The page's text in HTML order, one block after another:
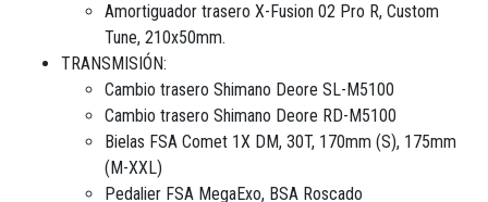
Amortiguador trasero X-Fusion 02 Pro R, Custom
Tune, 210x50mm.
TRANSMISIÓN:
Cambio trasero Shimano Deore SL-M5100
Cambio trasero Shimano Deore RD-M5100
Bielas FSA Comet 1X DM, 30T, 170mm (S), 175mm
(M-XXL)
Pedalier FSA MegaExo, BSA Roscado